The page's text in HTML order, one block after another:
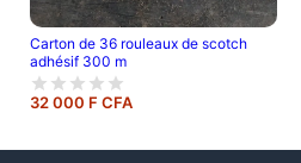
Carton de 36 rouleaux de scotch
adhésif 300 m
32 000 F CFA